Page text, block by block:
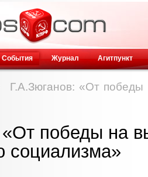
События Журнал Агитпункт
Г.А.Зюганов: «От
победы на
социализма»